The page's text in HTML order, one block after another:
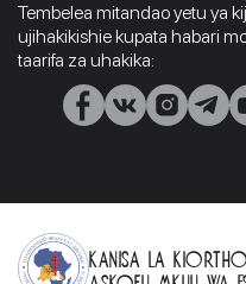
Tembelea mitandao yetu ya
ujihakikishie kupata habari
taarifa za uhakika:
Kanisa La